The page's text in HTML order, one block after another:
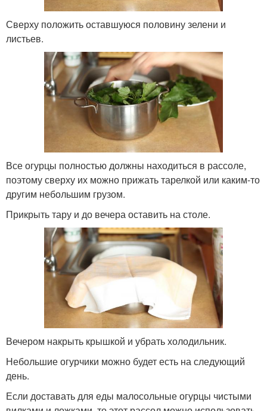
Сверху положить оставшуюся половину зелени и
листьев.
Все огурцы полностью должны находиться в рассоле,
поэтому сверху их можно прижать тарелкой или каким-то
другим небольшим грузом.
Прикрыть тару и до вечера оставить на столе.
Вечером накрыть крышкой и убрать холодильник.
Небольшие огурчики можно будет есть на следующий
день.
Если доставать для еды малосольные огурцы чистыми